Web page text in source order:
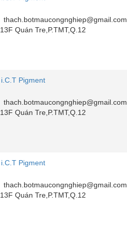
thach.botmaucongnghiep@gmail.com
13F Quán Tre,P.TMT,Q.12
i.C.T Pigment
thach.botmaucongnghiep@gmail.com
13F Quán Tre,P.TMT,Q.12
i.C.T Pigment
thach.botmaucongnghiep@gmail.com
13F Quán Tre,P.TMT,Q.12